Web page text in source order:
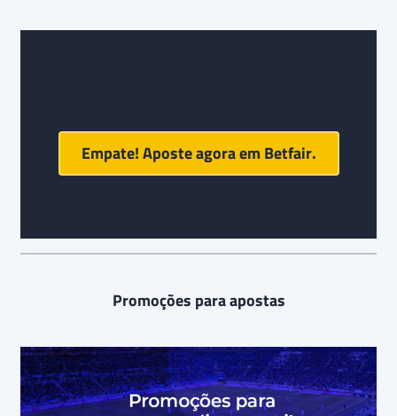
Empate! Aposte agora em Betfair.
Promoções para apostas